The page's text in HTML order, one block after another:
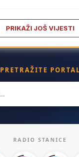
PRIKAŽI JOŠ VIJESTI
PRETRAŽITE PORTAL
RADIO STANICE